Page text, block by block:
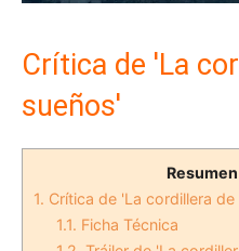
Crítica de 'La
sueños'
Resumen
1. Crítica de 'La cordillera de
1.1. Ficha Técnica